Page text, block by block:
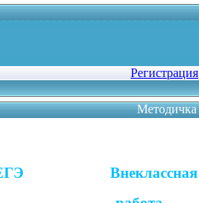
Регистрация
Методичка
Внеклассная